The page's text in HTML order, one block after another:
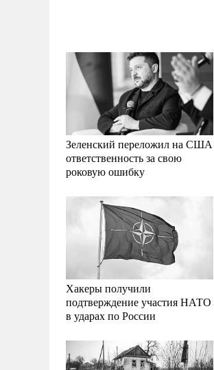
Зеленский переложил на США
ответственность за свою
роковую ошибку
Хакеры получили
подтверждение участия НАТО
в ударах по России